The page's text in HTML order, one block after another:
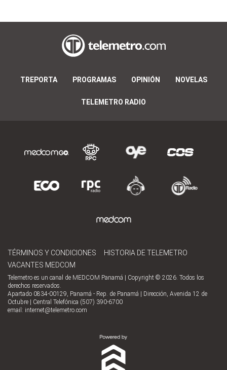
TREPORTA PROGRAMAS OPINIÓN NOVELAS
TELEMETRO RADIO
TÉRMINOS Y CONDICIONES
HISTORIA DE TELEMETRO
VACANTES MEDCOM
Telemetro es un canal de MEDCOM Panamá | Copyright © 2026. Todos los
derechos reservados.
Apartado 0834-00129, Panamá - Rep. de Panamá | Dirección, Avenida 12 de
Octubre | Central Telefónica (507) 390-6700
email: internet@telemetro.com